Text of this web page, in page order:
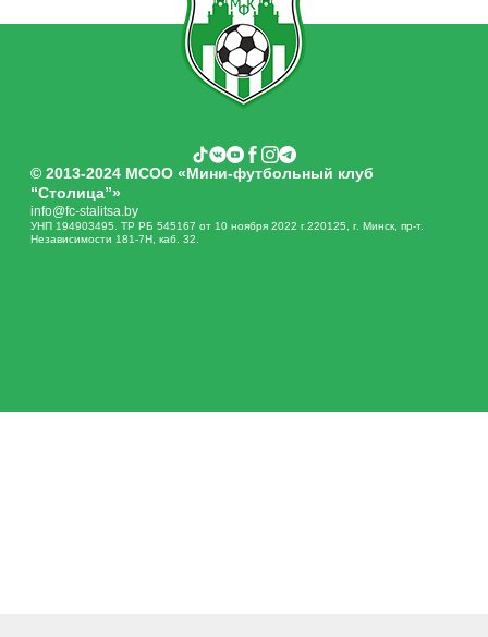
© 2013-2024 МСОО «Мини-футбольный клуб
“Столица”»
info@fc-stalitsa.by
УНП 194903495. ТР РБ 545167 от 10 ноября 2022 г.220125, г. Минск, пр-т.
Независимости 181-7Н, каб. 32.